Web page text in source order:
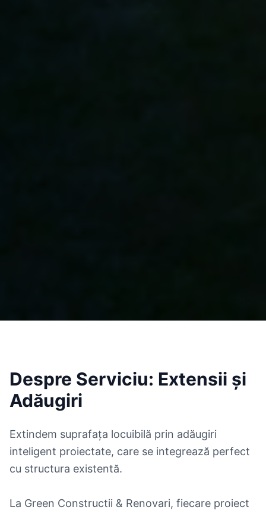
Despre Serviciu: Extensii și
Adăugiri
Extindem suprafața locuibilă prin adăugiri
inteligent proiectate, care se integrează perfect
cu structura existentă.
La Green Constructii & Renovari, fiecare proiect